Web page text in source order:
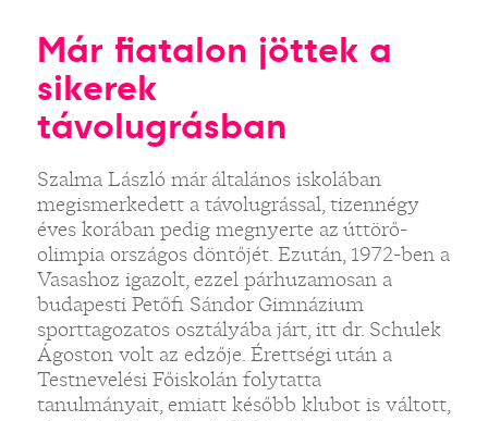
Már fiatalon jöttek a
sikerek
távolugrásban
Szalma László már általános iskolában
megismerkedett a távolugrással, tizennégy
éves korában pedig megnyerte az úttörő-
olimpia országos döntőjét. Ezután, 1972-ben a
Vasashoz igazolt, ezzel párhuzamosan a
budapesti Petőfi Sándor Gimnázium
sporttagozatos osztályába járt, itt dr. Schulek
Ágoston volt az edzője. Érettségi után a
Testnevelési Főiskolán folytatta
tanulmányait, emiatt később klubot is váltott,